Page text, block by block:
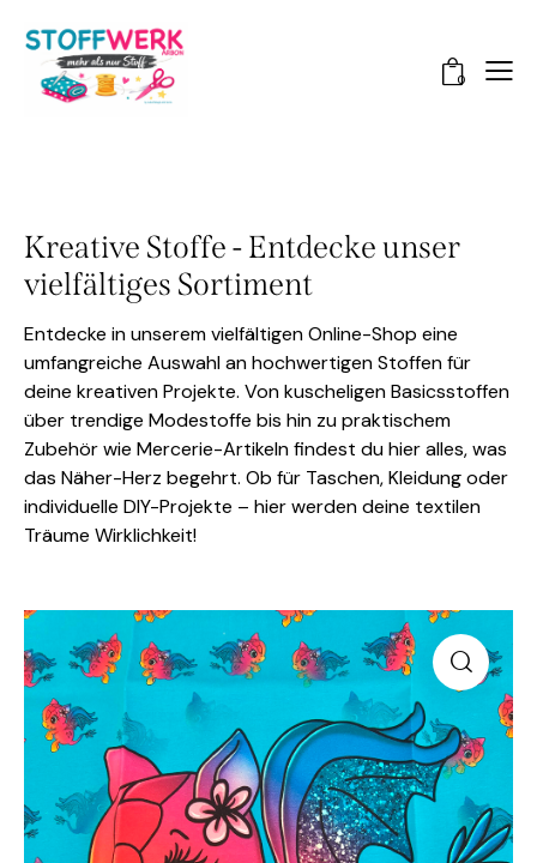
0
Kreative Stoffe - Entdecke unser
vielfältiges Sortiment
Entdecke in unserem vielfältigen Online-Shop eine
umfangreiche Auswahl an hochwertigen Stoffen für
deine kreativen Projekte. Von kuscheligen Basicsstoffen
über trendige Modestoffe bis hin zu praktischem
Zubehör wie Mercerie-Artikeln findest du hier alles, was
das Näher-Herz begehrt. Ob für Taschen, Kleidung oder
individuelle DIY-Projekte – hier werden deine textilen
Träume Wirklichkeit!